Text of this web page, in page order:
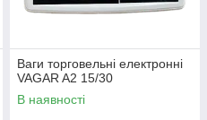
Ваги торговельні електронні
VAGAR A2 15/30
В наявності